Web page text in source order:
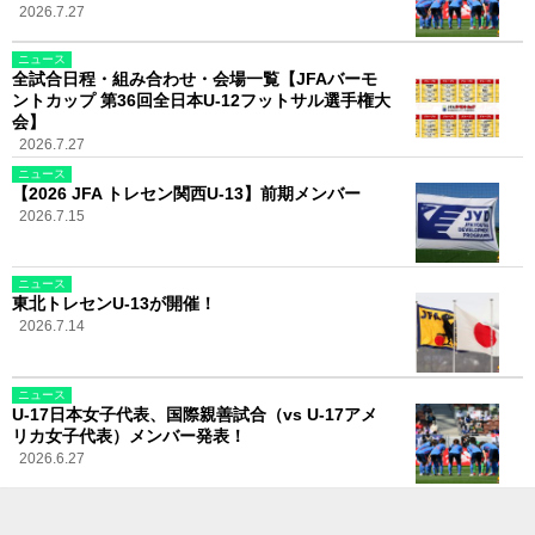
2026.7.27
ニュース
全試合日程・組み合わせ・会場一覧【JFAバーモ
ントカップ 第36回全日本U-12フットサル選手権大
会】
2026.7.27
ニュース
【2026 JFA トレセン関西U-13】前期メンバー
2026.7.15
ニュース
東北トレセンU-13が開催！
2026.7.14
ニュース
U-17日本女子代表、国際親善試合（vs U-17アメ
リカ女子代表）メンバー発表！
2026.6.27